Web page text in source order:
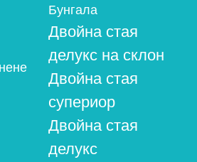
Бунгала
Двойна стая
делукс на склон
Двойна стая
супериор
Двойна стая
делукс